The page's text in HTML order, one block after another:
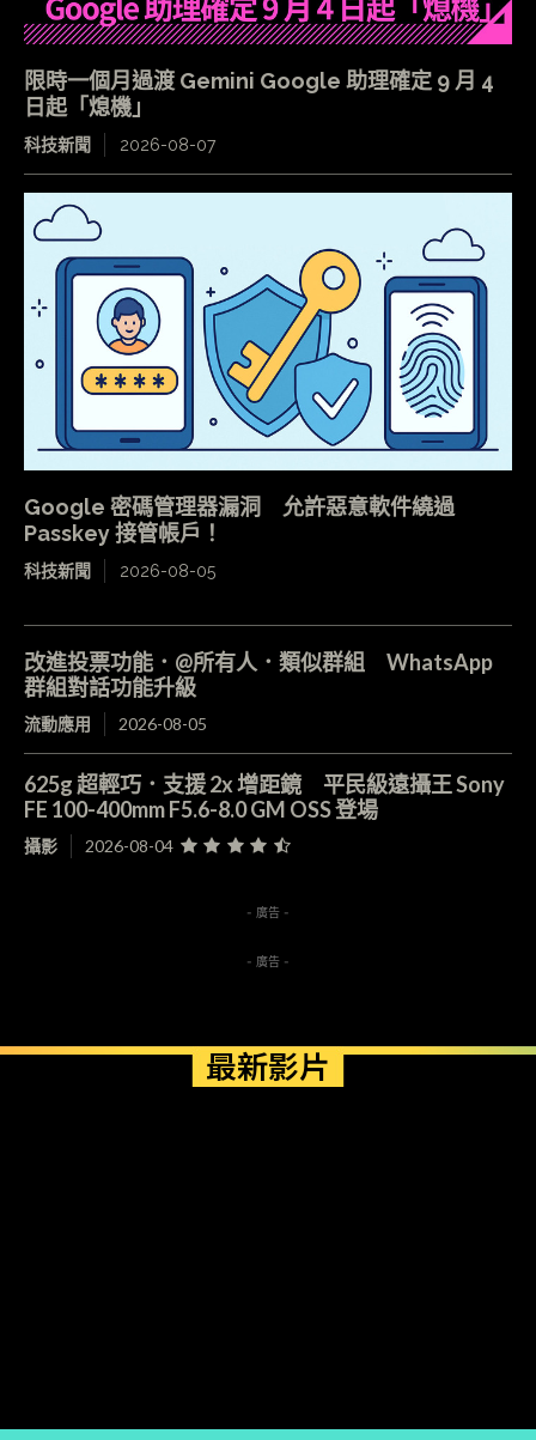
限時一個月過渡 Gemini Google 助理確定 9 月 4
日起「熄機」
科技新聞 2026-08-07
Google 密碼管理器漏洞 允許惡意軟件繞過
Passkey 接管帳戶！
科技新聞 2026-08-05
改進投票功能．@所有人．類似群組 WhatsApp
群組對話功能升級
流動應用 2026-08-05
625g 超輕巧．支援 2x 增距鏡 平民級遠攝王 Sony
FE 100-400mm F5.6-8.0 GM OSS 登場
攝影 2026-08-04
- 廣告 -
- 廣告 -
最新影片